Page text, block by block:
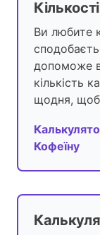
Ви любите
допоможе
кількість
щодня, щоб
Кофеїну